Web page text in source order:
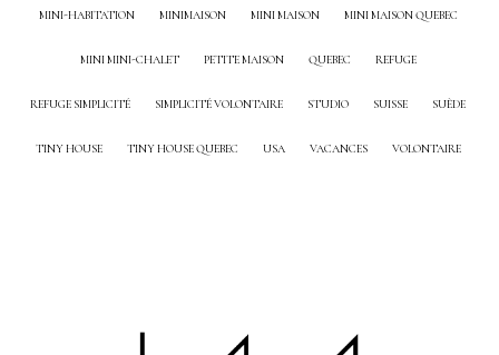
MINI-HABITATION MINIMAISON MINI MAISON MINI MAISON QUEBEC
MINI MINI-CHALET PETITE MAISON QUEBEC REFUGE
REFUGE SIMPLICITÉ SIMPLICITÉ VOLONTAIRE STUDIO SUISSE SUÈDE
TINY HOUSE TINY HOUSE QUEBEC USA VACANCES VOLONTAIRE